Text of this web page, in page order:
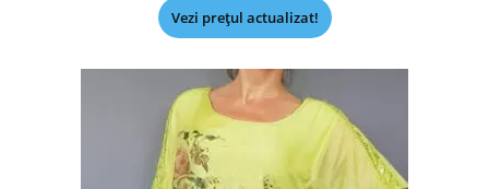
Vezi prețul actualizat!